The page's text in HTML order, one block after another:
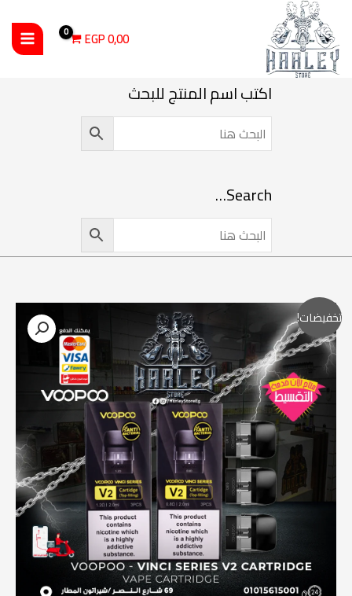
المحتوى
0,00
EGP
اكتب اسم المنتج للبحث
Search…
تخفيضات!
الأصلي
هو:
250,00 EGP.
السعر
الحالي
هو:
185,00 EGP.